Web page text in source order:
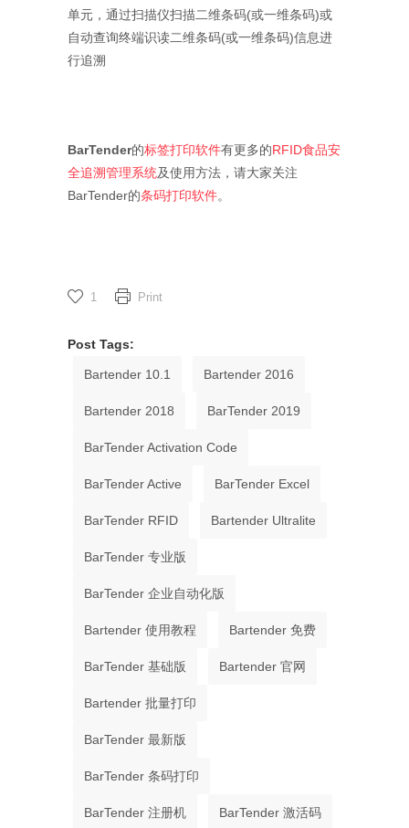
单元，通过扫描仪扫描二维条码(或一维条码)或
自动查询终端识读二维条码(或一维条码)信息进
行追溯
BarTender的标签打印软件有更多的RFID食品安
全追溯管理系统及使用方法，请大家关注
BarTender的条码打印软件。
1 Print
Post Tags:
Bartender 10.1 Bartender 2016
Bartender 2018 BarTender 2019
BarTender Activation Code
BarTender Active BarTender Excel
BarTender RFID Bartender Ultralite
BarTender 专业版
BarTender 企业自动化版
Bartender 使用教程 Bartender 免费
BarTender 基础版 Bartender 官网
Bartender 批量打印
BarTender 最新版
BarTender 条码打印
BarTender 注册机 BarTender 激活码